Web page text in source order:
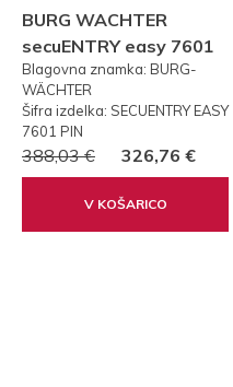
BURG WACHTER
secuENTRY easy 7601
PIN KODA
Blagovna znamka: BURG-
WÄCHTER
Šifra izdelka: SECUENTRY EASY
7601 PIN
388,03 € 326,76 €
V KOŠARICO